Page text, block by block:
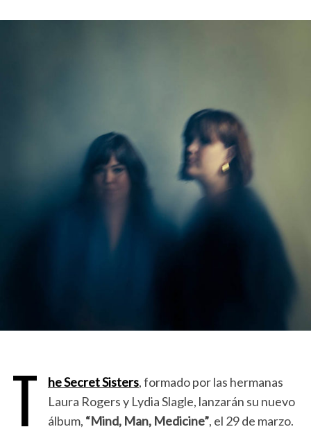
T he Secret Sisters, formado por las hermanas
Laura Rogers y Lydia Slagle, lanzarán su nuevo
álbum, “Mind, Man, Medicine”, el 29 de marzo.